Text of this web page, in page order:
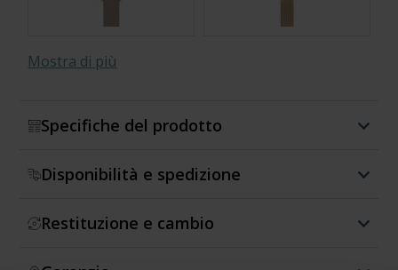
Mostra di più
Specifiche del prodotto
Disponibilità e spedizione
Restituzione e cambio